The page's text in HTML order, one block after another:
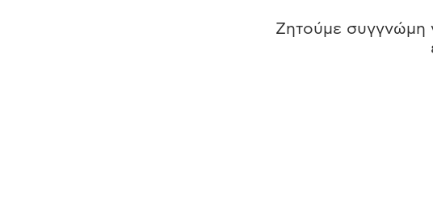
Ζητούμε συγγνώμη